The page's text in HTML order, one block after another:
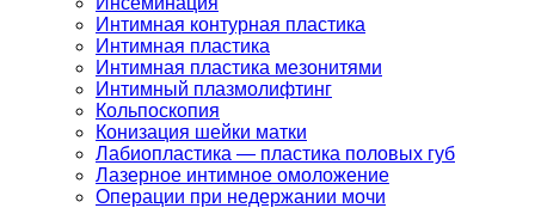
Интимная контурная пластика
Интимная пластика
Интимная пластика мезонитями
Интимный плазмолифтинг
Кольпоскопия
Конизация шейки матки
Лабиопластика — пластика половых губ
Лазерное интимное омоложение
Операции при недержании мочи